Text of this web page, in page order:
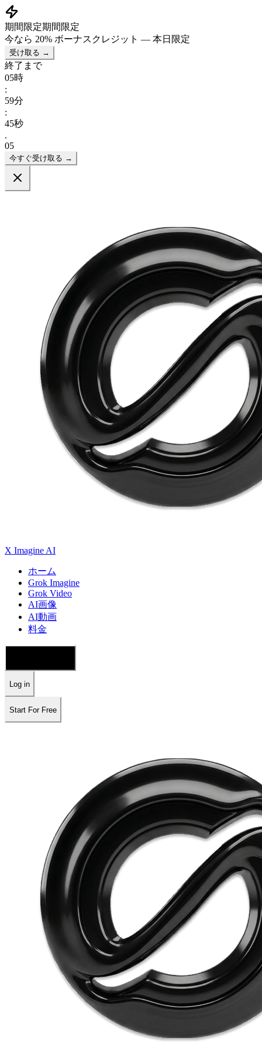
期間限定期間限定
今なら 20% ボーナスクレジット — 本日限定
受け取る →
終了まで
05時
:
59分
:
43秒
.
95
今すぐ受け取る →
X Imagine AI
ホーム
Grok Imagine
Grok Video
AI画像
AI動画
料金
Log in
Start For Free